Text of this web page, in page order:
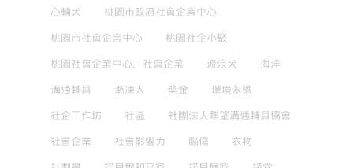
心輔犬 桃園市政府社會企業中心
桃園市社會企業中心 桃園社企小聚
桃園社會企業中心，社會企業 流浪犬 海洋
溝通輔具 漸凍人 獎金 環境永續
社企工作坊 社區 社團法人麒望溝通輔具協會
社會企業 社會影響力 腦傷 衣物